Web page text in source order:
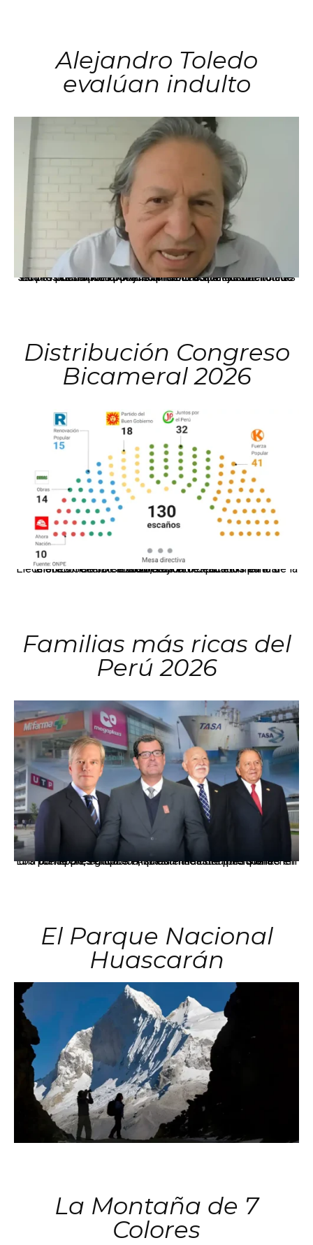
Alejandro Toledo
evalúan indulto
La presidenta Keiko Fujimori informó que la solicitud de indulto presentada por el expresidente Alejandro Toledo será evaluada por la Comisión de Gracias Presidenciales conforme al procedimiento establecido.
Distribución Congreso
Bicameral 2026
El JNE oficializó la distribución de escaños para la elección de 60 senadores y 130 diputados en las Elecciones Generales 2026, tras el restablecimiento de la Bicameralidad.
Familias más ricas del
Perú 2026
Los principales grupos empresariales del país mantienen una fuerte presencia en Áncash mediante inversiones en comercio, educación, salud e industria pesquera.
El Parque Nacional
Huascarán
La Montaña de 7
Colores